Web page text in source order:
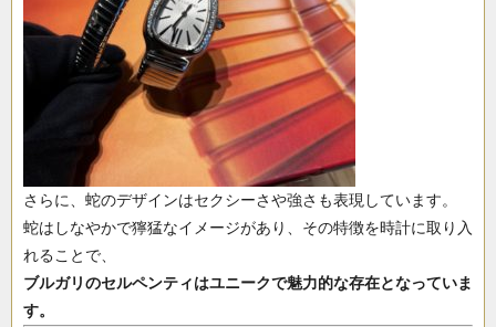
さらに、蛇のデザインはセクシーさや強さも表現しています。
蛇はしなやかで獰猛なイメージがあり、その特徴を時計に取り入
れることで、
ブルガリのセルペンティはユニークで魅力的な存在となっていま
す。